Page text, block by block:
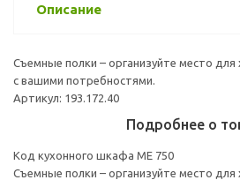
Описание
Съемные полки – организуйте место для
с вашими потребностями.
Артикул: 193.172.40
Подробнее о
Код кухонного шкафа ME 750
Съемные полки – организуйте место для